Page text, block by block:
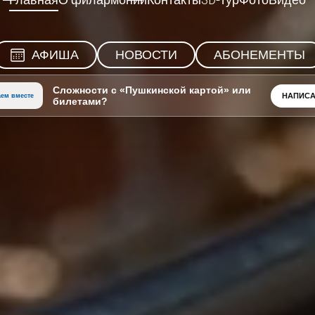
АФИША НОВОСТИ АБОНЕМЕНТЫ
вместе
Сложности с «Пушкинской картой» или
билетами?